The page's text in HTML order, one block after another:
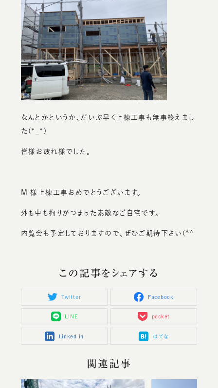
なんとかというか、だいぶ早く上棟工事も無事終えまし
た(*_*)
皆様お疲れ様でした。
M 様上棟工事おめでとうございます。
外も中も拘りがつまった素敵なご自宅です。
内覧会も予定しておりますので、ぜひご期待下さい(^^
この記事をシェアする
Twitter Facebook
LINE pocket
Linked in はてな
関連記事